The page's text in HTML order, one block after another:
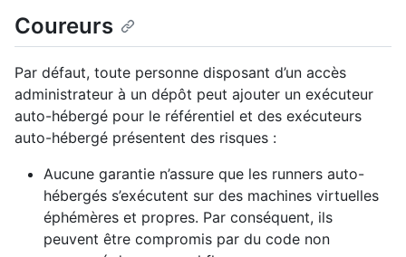
Coureurs
Par défaut, toute personne disposant d’un accès
administrateur à un dépôt peut ajouter un exécuteur
auto-hébergé pour le référentiel et des exécuteurs
auto-hébergé présentent des risques :
Aucune garantie n’assure que les runners auto-
hébergés s’exécutent sur des machines virtuelles
éphémères et propres. Par conséquent, ils
peuvent être compromis par du code non